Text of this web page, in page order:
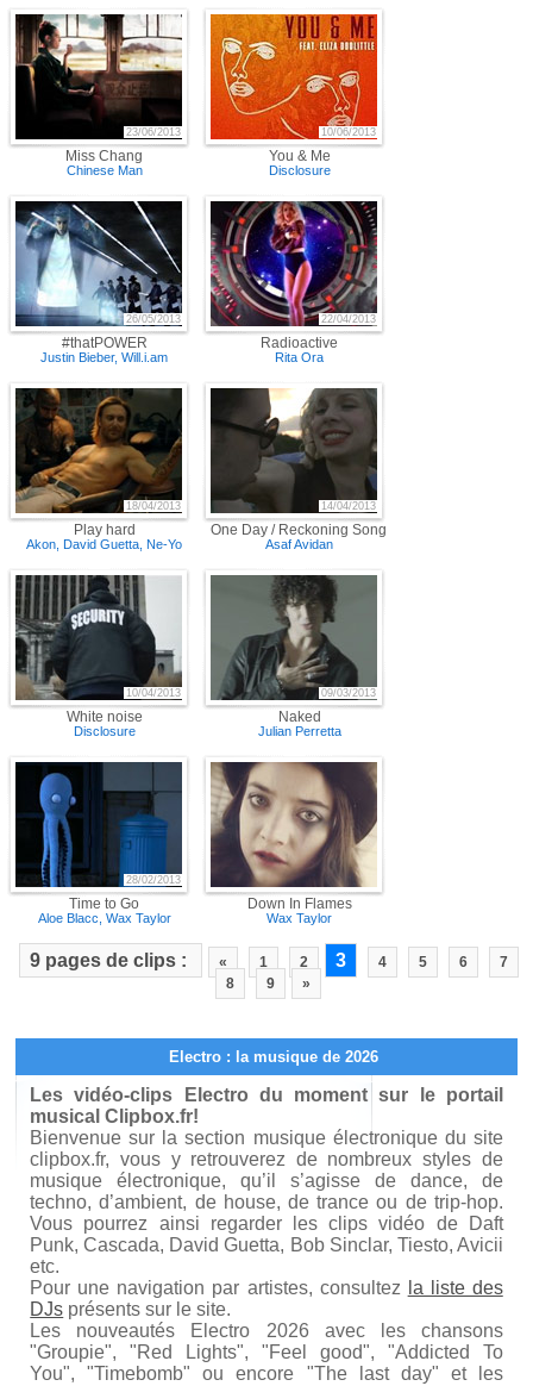
Miss Chang
23/06/2013
Chinese Man
You & Me
10/06/2013
Disclosure
#thatPOWER
26/05/2013
Justin Bieber,Will.i.am
Radioactive
22/04/2013
Rita Ora
Play hard
18/04/2013
Akon David Guetta Ne-Yo
One Day / Reckoning Song (Wankelmut Remix)
14/04/2013
Asaf Avidan
White noise
10/04/2013
Disclosure
Naked
09/03/2013
Julian Perretta
Time to Go
28/02/2013
Aloe Blacc Wax Taylor
Down In Flames
Wax Taylor
9 pages de clips : « 1 2 3 4 5 6
7
8
9 »
Electro : la musique de 2026
Les vidéo-clips Electro du moment sur le portail
musical Clipbox.fr!
Bienvenue sur la section musique électronique du site
clipbox.fr, vous y retrouverez de nombreux styles de
musique électronique, qu’il s’agisse de dance, de
techno, d’ambient, de house, de trance ou de trip-hop.
Vous pourrez ainsi regarder les clips vidéo de Daft
Punk, Cascada, David Guetta, Bob Sinclar, Tiesto, Avicii
etc.
Pour une navigation par artistes, consultez
la liste des
DJs présents sur le site.
Les nouveautés Electro 2026 avec les chansons
"Groupie", "Red Lights", "Feel good", "Addicted To
You", "Timebomb" ou encore "The last day" et les